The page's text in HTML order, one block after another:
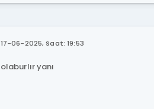
17-06-2025, Saat: 19:53
olaburlır yanı